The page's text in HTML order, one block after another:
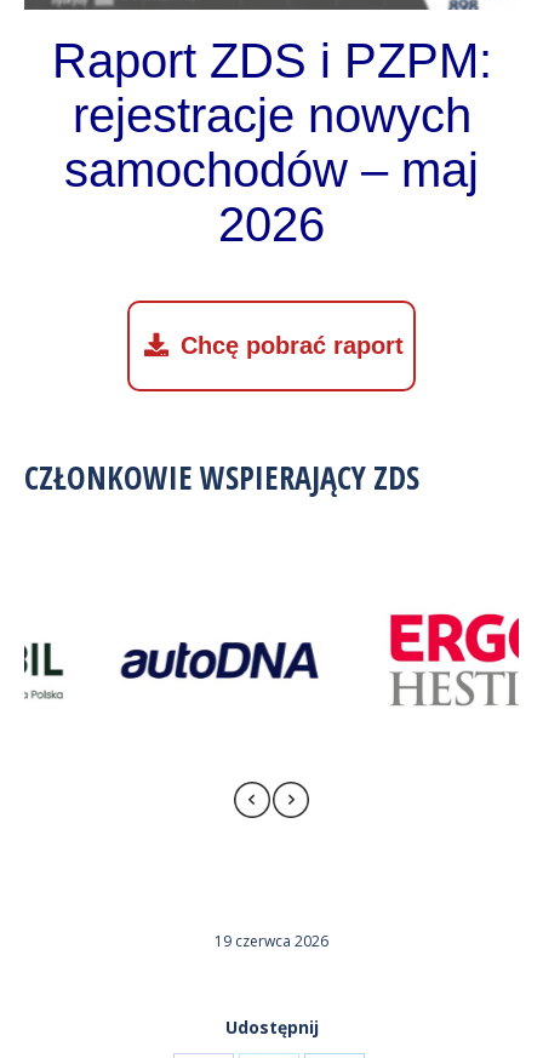
Raport ZDS i PZPM:
rejestracje nowych
samochodów – maj
2026
Chcę pobrać raport
CZŁONKOWIE WSPIERAJĄCY ZDS
19 czerwca 2026
Udostępnij